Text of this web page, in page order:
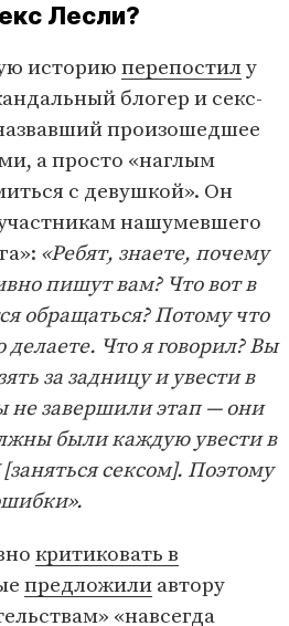
Лесли?
историю перепостилу
блогер и секс-
произошедшее
а просто «наглым
с девушкой». Он
нашумевшего
«Ребят, знаете, почему
пишут вам? Что вот в
обращаться? Потому что
Что я говорил? Вы
за задницу и увести в
не завершили этап — они
были каждую увести в
сексом]. Поэтому
критиковать в
предложили автору
«навсегда